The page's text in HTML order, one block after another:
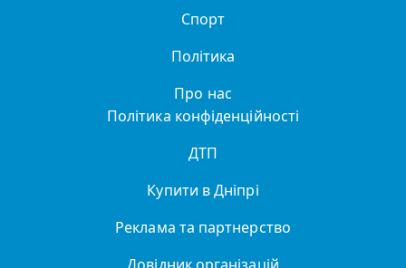
Спорт
Політика
Про нас
Політика конфіденційності
ДТП
Купити в Дніпрі
Реклама та партнерство